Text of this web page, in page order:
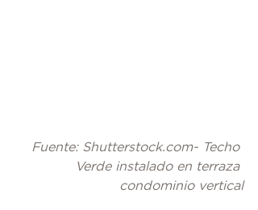
Fuente: Shutterstock.com- Techo
Verde instalado en terraza
condominio vertical